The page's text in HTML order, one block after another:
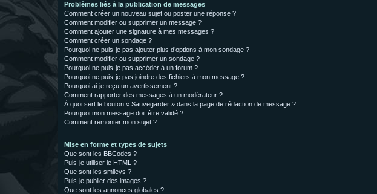
Problèmes liés à la publication de messages
Comment créer un nouveau sujet ou poster une réponse ?
Comment modifier ou supprimer un message ?
Comment ajouter une signature à mes messages ?
Comment créer un sondage ?
Pourquoi ne puis-je pas ajouter plus d’options à mon sondage ?
Comment modifier ou supprimer un sondage ?
Pourquoi ne puis-je pas accéder à un forum ?
Pourquoi ne puis-je pas joindre des fichiers à mon message ?
Pourquoi ai-je reçu un avertissement ?
Comment rapporter des messages à un modérateur ?
À quoi sert le bouton « Sauvegarder » dans la page de rédaction de message ?
Pourquoi mon message doit être validé ?
Comment remonter mon sujet ?
Mise en forme et types de sujets
Que sont les BBCodes ?
Puis-je utiliser le HTML ?
Que sont les smileys ?
Puis-je publier des images ?
Que sont les annonces globales ?